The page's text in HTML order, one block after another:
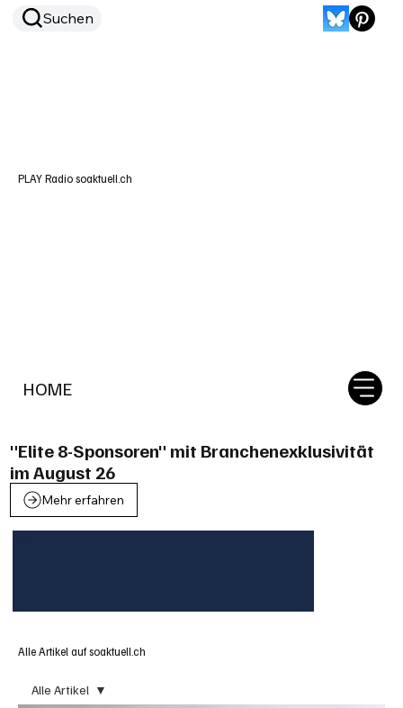
HOME
Suchen
PLAY Radio soaktuell.ch
"Elite 8-Sponsoren" mit Branchenexklusivität
im August 26
Mehr erfahren
Alle Artikel auf soaktuell.ch
Alle Artikel